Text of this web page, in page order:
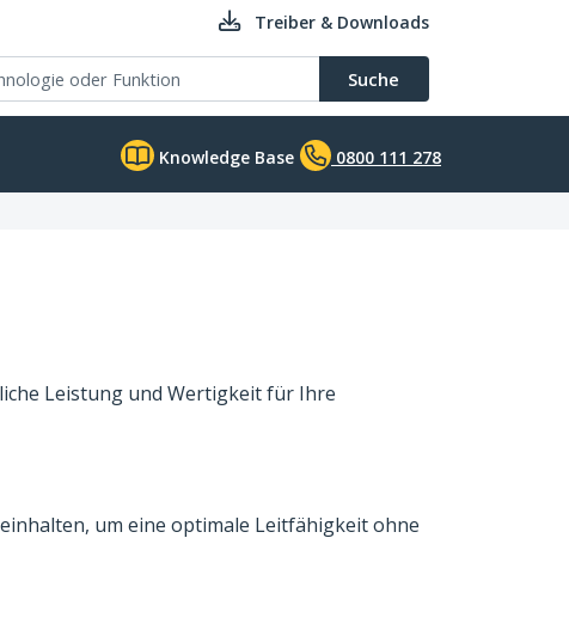
Treiber & Downloads
Suche
Knowledge Base 0800 111 278
Leistung und Wertigkeit für Ihre
um eine optimale Leitfähigkeit ohne